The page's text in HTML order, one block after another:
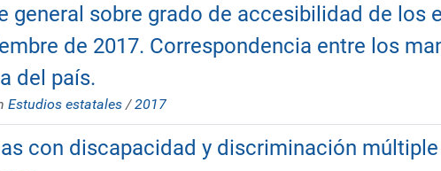
general sobre grado de accesibilidad de los
de 2017. Correspondencia entre los
del país.
Estudios estatales /2017
con discapacidad y discriminación